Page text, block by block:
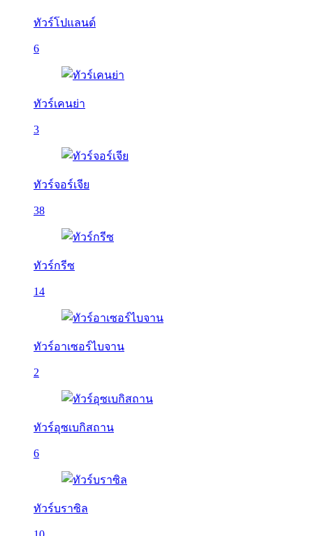
ทัวร์โปแลนด์
6
ทัวร์เคนย่า
3
ทัวร์จอร์เจีย
38
ทัวร์กรีซ
14
ทัวร์อาเซอร์ไบจาน
2
ทัวร์อุซเบกิสถาน
6
ทัวร์บราซิล